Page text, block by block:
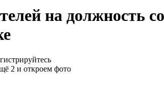
на должность
2 и откроем фото